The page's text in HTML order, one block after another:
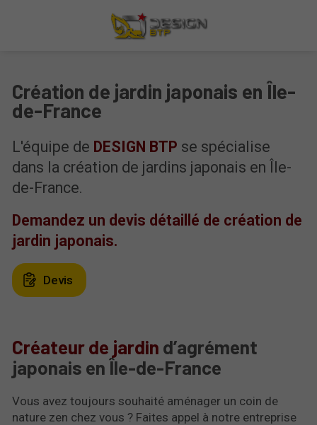
Création de jardin japonais en Île-
de-France
L'équipe de DESIGN BTP se spécialise
dans la création de jardins japonais en Île-
de-France.
Demandez un devis détaillé de création de
jardin japonais.
Devis
Créateur de jardin d’agrément
japonais en Île-de-France
Vous avez toujours souhaité aménager un coin de
nature zen chez vous ? Faites appel à notre entreprise